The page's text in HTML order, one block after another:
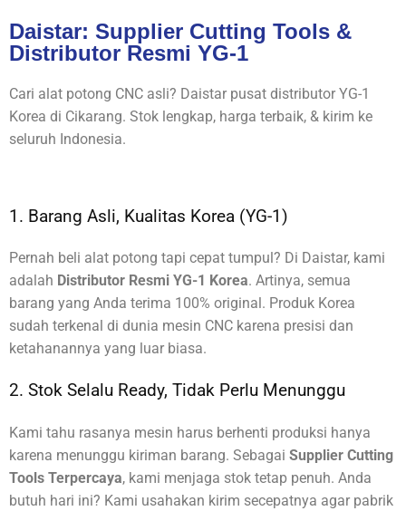
Daistar: Supplier Cutting Tools &
Distributor Resmi YG-1
Cari alat potong CNC asli? Daistar pusat distributor YG-1
Korea di Cikarang. Stok lengkap, harga terbaik, & kirim ke
seluruh Indonesia.
1. Barang Asli, Kualitas Korea (YG-1)
Pernah beli alat potong tapi cepat tumpul? Di Daistar, kami
adalah Distributor Resmi YG-1 Korea. Artinya, semua
barang yang Anda terima 100% original. Produk Korea
sudah terkenal di dunia mesin CNC karena presisi dan
ketahanannya yang luar biasa.
2. Stok Selalu Ready, Tidak Perlu Menunggu
Kami tahu rasanya mesin harus berhenti produksi hanya
karena menunggu kiriman barang. Sebagai Supplier Cutting
Tools Terpercaya, kami menjaga stok tetap penuh. Anda
butuh hari ini? Kami usahakan kirim secepatnya agar pabrik